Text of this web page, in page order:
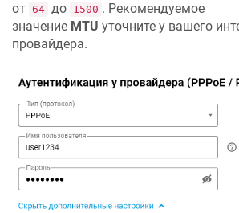
от 64 до 1500 . Рекомендуемое
значение MTU уточните у вашего
провайдера.